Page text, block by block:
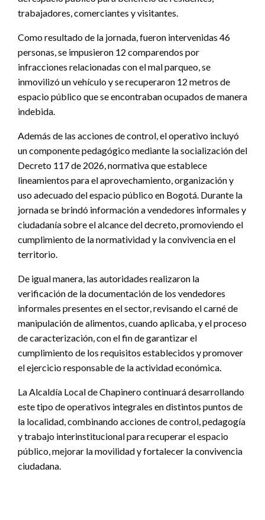
trabajadores, comerciantes y visitantes.
Como resultado de la jornada, fueron intervenidas 46
personas, se impusieron 12 comparendos por
infracciones relacionadas con el mal parqueo, se
inmovilizó un vehículo y se recuperaron 12 metros de
espacio público que se encontraban ocupados de manera
indebida.
Además de las acciones de control, el operativo incluyó
un componente pedagógico mediante la socialización del
Decreto 117 de 2026, normativa que establece
lineamientos para el aprovechamiento, organización y
uso adecuado del espacio público en Bogotá. Durante la
jornada se brindó información a vendedores informales y
ciudadanía sobre el alcance del decreto, promoviendo el
cumplimiento de la normatividad y la convivencia en el
territorio.
De igual manera, las autoridades realizaron la
verificación de la documentación de los vendedores
informales presentes en el sector, revisando el carné de
manipulación de alimentos, cuando aplicaba, y el proceso
de caracterización, con el fin de garantizar el
cumplimiento de los requisitos establecidos y promover
el ejercicio responsable de la actividad económica.
La Alcaldía Local de Chapinero continuará desarrollando
este tipo de operativos integrales en distintos puntos de
la localidad, combinando acciones de control, pedagogía
y trabajo interinstitucional para recuperar el espacio
público, mejorar la movilidad y fortalecer la convivencia
ciudadana.